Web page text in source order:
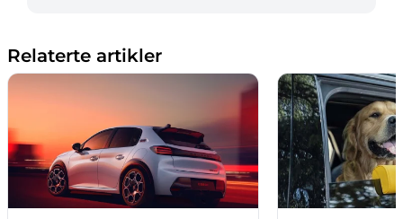
Relaterte artikler